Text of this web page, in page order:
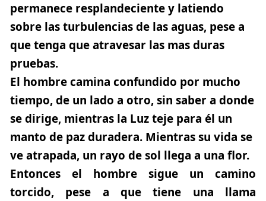
permanece resplandeciente y latiendo
sobre las turbulencias de las aguas, pese a
que tenga que atravesar las mas duras
pruebas.
El hombre camina confundido por mucho
tiempo, de un lado a otro, sin saber a donde
se dirige, mientras la Luz teje para él un
manto de paz duradera. Mientras su vida se
ve atrapada, un rayo de sol llega a una flor.
Entonces el hombre sigue un camino
torcido, pese a que tiene una llama